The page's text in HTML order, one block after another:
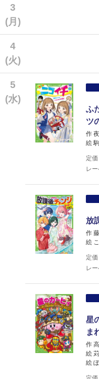
3
(月)
4
(火)
5
(水)
ふ
ツ
作
絵
定価
レ
放
作
絵
定価
レ
星
ま
作
絵
絵